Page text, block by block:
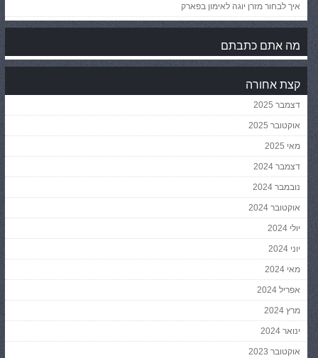
איך לבחור מזרן יוגה לאימון בפארק
מה אתם כתבתם
קצת אחורה
דצמבר 2025
אוקטובר 2025
מאי 2025
דצמבר 2024
נובמבר 2024
אוקטובר 2024
יולי 2024
יוני 2024
מאי 2024
אפריל 2024
מרץ 2024
ינואר 2024
אוקטובר 2023